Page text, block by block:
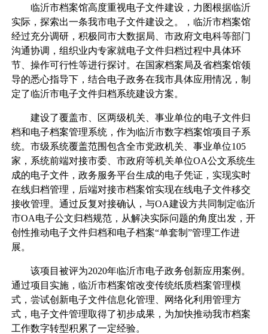
临沂市档案馆高度重视电子文件建设，力图根据临沂
实际，探索出一条我市电子文件建设之。，临沂市档案馆
经过充分调研，积极同市大数据局、市政府文电科等部门
沟通协调，组织业内专家就电子文件归档过程中具体环
节、操作可行性等进行探讨。在国家档案局及省档案馆领
导的悉心指导下，结合电子政务在我市具体应用情况，制
定了临沂市电子文件归档系统建设方案。
建设了覆盖市、区两级机关、事业单位的电子文件归
档和电子档案管理系统，作为临沂市数字档案馆项目子系
统。市级系统覆盖范围包含全市党政机关、事业单位105
家，系统前端对接市委、市政府等机关单位OA公文系统生
成的电子文件，政务服务平台生成的电子凭证，实现实时
在线归档管理，后端对接市档案馆实现在线电子文件移交
接收管理。通过反复对接确认，与OA建设方共同制定临沂
市OA电子公文归档规范，从解决实际问题的角度出发，开
创性推动电子文件归档和电子档案“单套制”管理工作进
展。
该项目被评为2020年临沂市电子政务创新应用案例。
通过项目实施，临沂市档案馆改变传统纸质档案管理模
式，尝试创新电子文件信息化管理、网络化利用管理方
式，电子文件管理取得了初步成果，为加快推动我市档案
工作数字转型积累了一定经验。